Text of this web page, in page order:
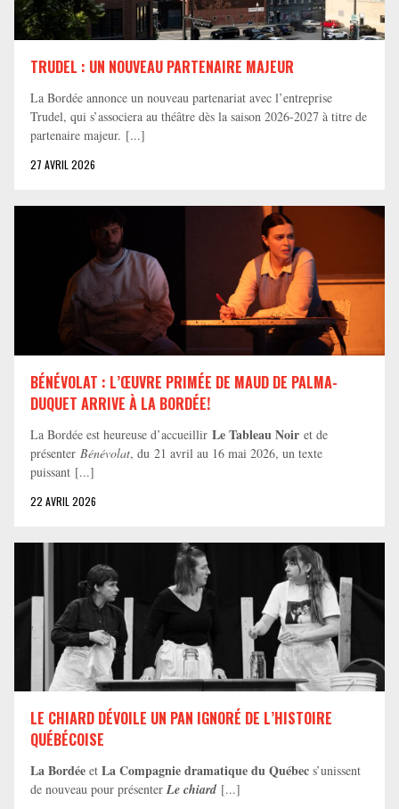
TRUDEL : UN NOUVEAU PARTENAIRE MAJEUR
La Bordée annonce un nouveau partenariat avec l’entreprise
Trudel, qui s’associera au théâtre dès la saison 2026-2027 à titre de
partenaire majeur. [...]
27 AVRIL 2026
BÉNÉVOLAT : L’ŒUVRE PRIMÉE DE MAUD DE PALMA-
DUQUET ARRIVE À LA BORDÉE!
La Bordée est heureuse d’accueillir Le Tableau Noir et de
présenter Bénévolat, du 21 avril au 16 mai 2026, un texte
puissant [...]
22 AVRIL 2026
LE CHIARD DÉVOILE UN PAN IGNORÉ DE L’HISTOIRE
QUÉBÉCOISE
La Bordée et La Compagnie dramatique du Québec s’unissent
de nouveau pour présenter Le chiard [...]